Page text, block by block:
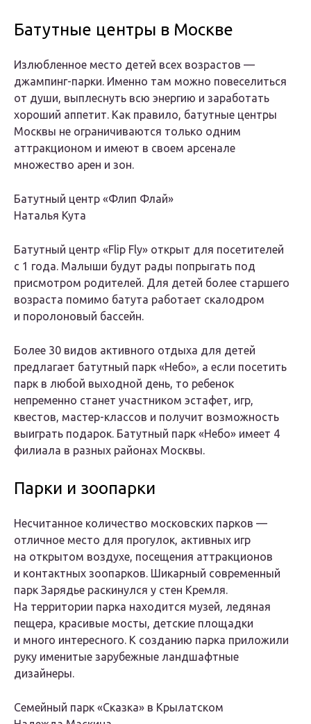
Батутные центры в Москве
Излюбленное место детей всех возрастов —
джампинг-парки. Именно там можно повеселиться
от души, выплеснуть всю энергию и заработать
хороший аппетит. Как правило, батутные центры
Москвы не ограничиваются только одним
аттракционом и имеют в своем арсенале
множество арен и зон.
Батутный центр «Флип Флай»
Наталья Кута
Батутный центр «Flip Fly» открыт для посетителей
с 1 года. Малыши будут рады попрыгать под
присмотром родителей. Для детей более старшего
возраста помимо батута работает скалодром
и поролоновый бассейн.
Более 30 видов активного отдыха для детей
предлагает батутный парк «Небо», а если посетить
парк в любой выходной день, то ребенок
непременно станет участником эстафет, игр,
квестов, мастер-классов и получит возможность
выиграть подарок. Батутный парк «Небо» имеет 4
филиала в разных районах Москвы.
Парки и зоопарки
Несчитанное количество московских парков —
отличное место для прогулок, активных игр
на открытом воздухе, посещения аттракционов
и контактных зоопарков. Шикарный современный
парк Зарядье раскинулся у стен Кремля.
На территории парка находится музей, ледяная
пещера, красивые мосты, детские площадки
и много интересного. К созданию парка приложили
руку именитые зарубежные ландшафтные
дизайнеры.
Семейный парк «Сказка» в Крылатском